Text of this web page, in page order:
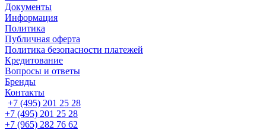
Документы
Информация
Политика
Публичная оферта
Политика безопасности платежей
Кредитование
Вопросы и ответы
Бренды
Контакты
+7 (495) 201 25 28
+7 (495) 201 25 28
+7 (965) 282 76 62